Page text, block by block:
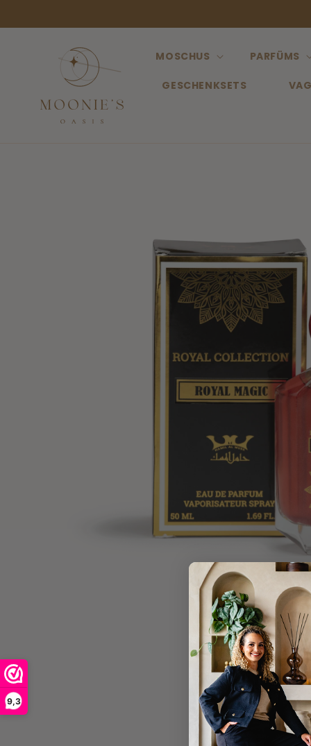
9,3
Inhalt
MOSCHUS PARFÜMS
GESCHENKSETS